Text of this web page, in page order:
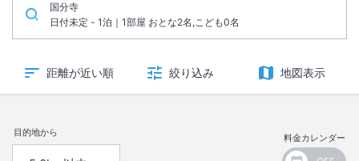
国分寺
日付未定 - 1泊｜1部屋 おとな2名,こども0名
距離が近い順 絞り込み 地図表示
目的地から 料金カレンダー